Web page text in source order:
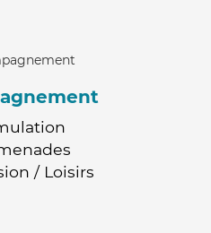
/ Loisirs